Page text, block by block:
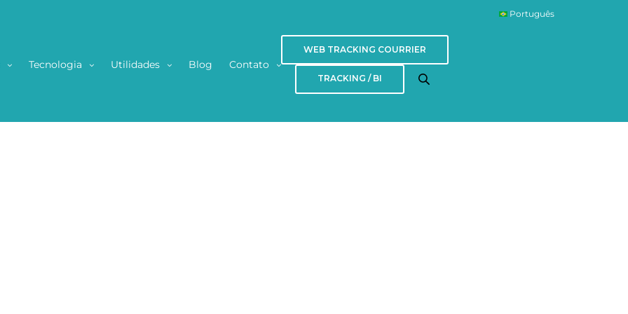
Português
Tecnologia Utilidades Blog Contato
WEB TRACKING COURRIER
TRACKING / BI